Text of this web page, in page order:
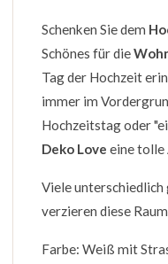
Schenken Sie dem
Schönes für die
Tag der Hochzeit
immer im
Hochzeitstag oder
Deko Love eine
Viele
verzieren diese
Farbe: Weiß mit